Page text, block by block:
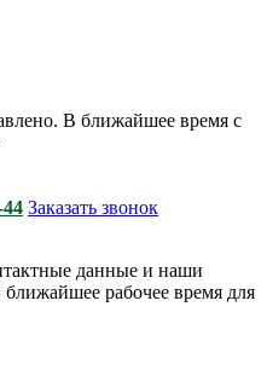
В ближайшее время с
Заказать звонок
данные и наши
рабочее время для